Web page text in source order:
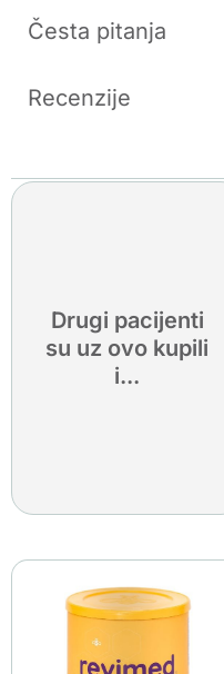
Česta pitanja
Recenzije
Drugi pacijenti
su uz ovo kupili
i...